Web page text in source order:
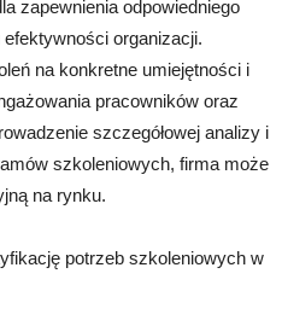
zapewnienia odpowiedniego
organizacji.
na konkretne umiejętności i
pracowników oraz
szczegółowej analizy i
szkoleniowych, firma może
na rynku.
potrzeb szkoleniowych w